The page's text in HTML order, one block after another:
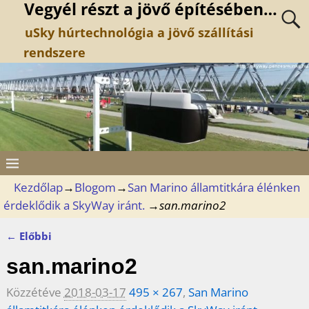
Vegyél részt a jövő építésében…
uSky húrtechnológia a jövő szállítási
rendszere
Kezdőlap→Blogom→San Marino államtitkára élénken
érdeklődik a SkyWay iránt. →san.marino2
← Előbbi
san.marino2
Közzétéve 2018-03-17 495 × 267, San Marino